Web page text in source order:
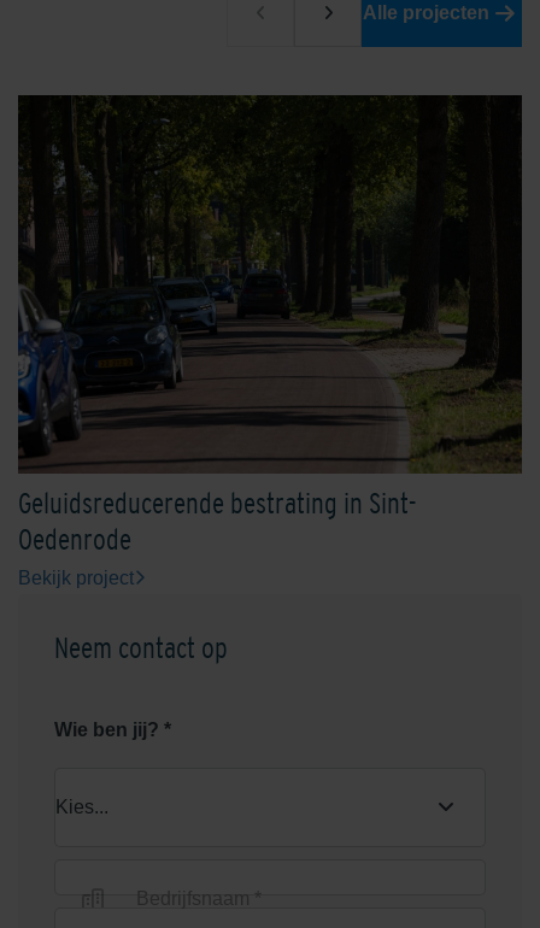
Oxydgeel Oxydrood
Oxydzwart Rhijnauwen Rood-Zwart
Alle projecten
Geluidsreducerende bestrating in Sint-
Oedenrode
Bekijk project
Neem contact op
Wie ben jij? *
Bedrijfsnaam *